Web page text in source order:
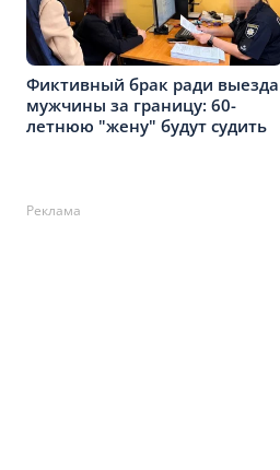
Фиктивный брак ради выезда
мужчины за границу: 60-
летнюю "жену" будут судить
Реклама